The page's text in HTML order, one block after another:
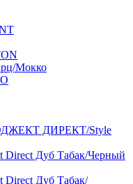
Мокко
ДИРЕКТ/Style
Direct Дуб Табак/Черный
Direct Дуб Табак/